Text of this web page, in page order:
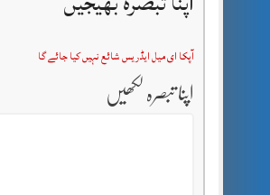
آپکا ای میل ایڈریس شائع نہیں کیا جائے گا
اپنا تبصرہ لکھیں